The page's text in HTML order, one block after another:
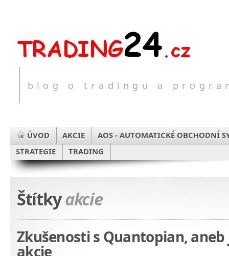
blog o tradingu a
ÚVOD AKCIE
AOS - AUTOMATICKÉ OBCHODNÍ
STRATEGIE
TRADING
Štítkyakcie
Zkušenosti s Quantopian, aneb
akcie